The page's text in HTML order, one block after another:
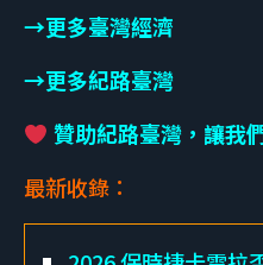
→更多臺灣經濟
→更多紀路臺灣
贊助紀路臺灣，讓我
最新收錄：